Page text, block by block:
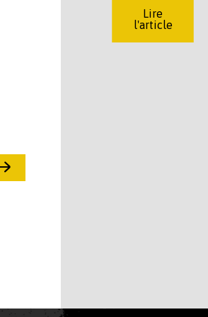
Lire
l'article